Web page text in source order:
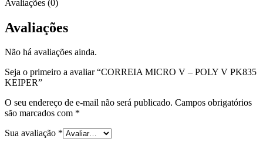
Avaliações (0)
Avaliações
Não há avaliações ainda.
Seja o primeiro a avaliar “CORREIA MICRO V – POLY V PK835
KEIPER”
O seu endereço de e-mail não será publicado. Campos obrigatórios
são marcados com *
Sua avaliação *